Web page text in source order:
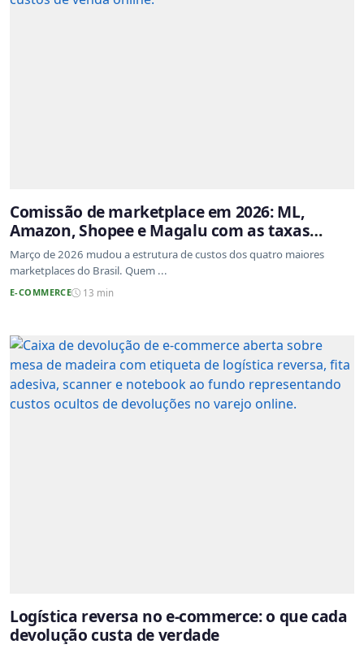
Comissão de marketplace em 2026: ML,
Amazon, Shopee e Magalu com as taxas
atualizadas
Março de 2026 mudou a estrutura de custos dos quatro maiores
marketplaces do Brasil. Quem ...
E-COMMERCE 13 min
Logística reversa no e-commerce: o que cada
devolução custa de verdade